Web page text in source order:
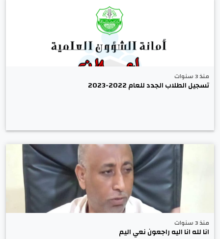
منذ 3 سنوات
تسجيل الطلاب الجدد للعام 2022-2023
منذ 3 سنوات
انا لله انا اليه راجعون نعي اليم